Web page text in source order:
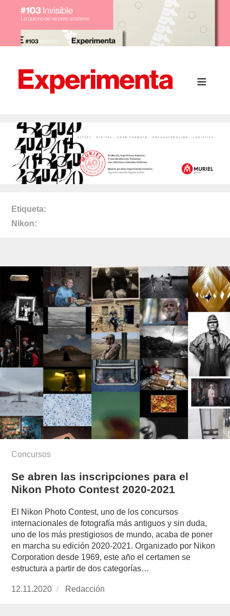
Etiqueta
Nikon
Concursos
Se abren las inscripciones para el
Nikon Photo Contest 2020-2021
El Nikon Photo Contest, uno de los concursos
internacionales de fotografía más antiguos y sin duda,
uno de los más prestigiosos de mundo, acaba de poner
en marcha su edición 2020-2021. Organizado por Nikon
Corporation desde 1969, este año el certamen se
estructura a partir de dos categorías…
Publicado
12.11.2020 https://www.experimenta.es/author/redaccion/
Redacción